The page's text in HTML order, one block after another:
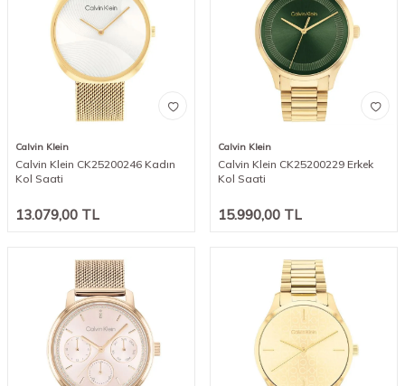
Calvin Klein
Calvin Klein CK25200246 Kadın
Kol Saati
13.079,00 TL
Calvin Klein
Calvin Klein CK25200229 Erkek
Kol Saati
15.990,00 TL